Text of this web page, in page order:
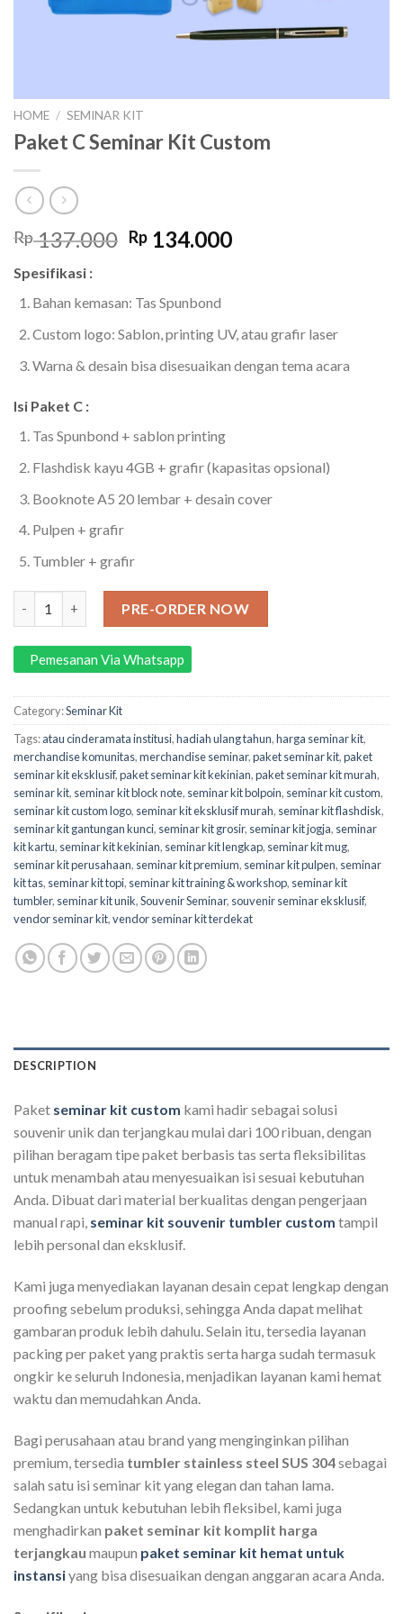
HOME / SEMINAR KIT
Paket C Seminar Kit Custom
Rp137.000 Original
Rp 137.000.
Rp 134.000Current
Spesifikasi :
Bahan kemasan: Tas Spunbond
Custom logo: Sablon, printing UV, atau grafir laser
Warna & desain bisa disesuaikan dengan tema acara
Isi Paket C :
Tas Spunbond + sablon printing
Flashdisk kayu 4GB + grafir (kapasitas opsional)
Booknote A5 20 lembar + desain cover
Pulpen + grafir
Tumbler + grafir
PRE-ORDER NOW
Pemesanan Via Whatsapp
Category:Seminar Kit
Tags:atau cinderamata institusi,hadiah ulang tahun,harga seminar kit,
merchandise komunitas,merchandise seminar,paket seminar kit,paket
seminar kit eksklusif,paket seminar kit kekinian,paket seminar kit murah,
seminar kit, seminar kit block note, seminar kit bolpoin, seminar kit custom,
seminar kit custom logo, seminar kit eksklusif murah, seminar kit flashdisk,
seminar kit gantungan kunci, seminar kit grosir, seminar kit jogja, seminar
kit kartu, seminar kit kekinian, seminar kit lengkap, seminar kit mug,
seminar kit perusahaan, seminar kit premium, seminar kit pulpen, seminar
kit tas, seminar kit topi, seminar kit training & workshop, seminar kit
tumbler, seminar kit unik,Souvenir Seminar, souvenir seminar eksklusif,
vendor seminar kit,vendor seminar kit terdekat
DESCRIPTION
Paket seminar kit custom kami hadir sebagai solusi
souvenir unik dan terjangkau mulai dari 100 ribuan, dengan
pilihan beragam tipe paket berbasis tas serta fleksibilitas
untuk menambah atau menyesuaikan isi sesuai kebutuhan
Anda. Dibuat dari material berkualitas dengan pengerjaan
manual rapi, seminar kit souvenir tumbler custom tampil
lebih personal dan eksklusif.
Kami juga menyediakan layanan desain cepat lengkap dengan
proofing sebelum produksi, sehingga Anda dapat melihat
gambaran produk lebih dahulu. Selain itu, tersedia layanan
packing per paket yang praktis serta harga sudah termasuk
ongkir ke seluruh Indonesia, menjadikan layanan kami hemat
waktu dan memudahkan Anda.
Bagi perusahaan atau brand yang menginginkan pilihan
premium, tersedia tumbler stainless steel SUS 304sebagai
salah satu isi seminar kit yang elegan dan tahan lama.
Sedangkan untuk kebutuhan lebih fleksibel, kami juga
menghadirkan paket seminar kit komplit harga
terjangkau maupun paket seminar kit hemat untuk
instansiyang bisa disesuaikan dengan anggaran acara Anda.